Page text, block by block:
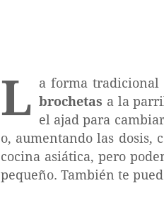
L a forma tradicional
brochetas a la
el ajad para
o, aumentando las dosis,
cocina asiática, pero
pequeño. También te